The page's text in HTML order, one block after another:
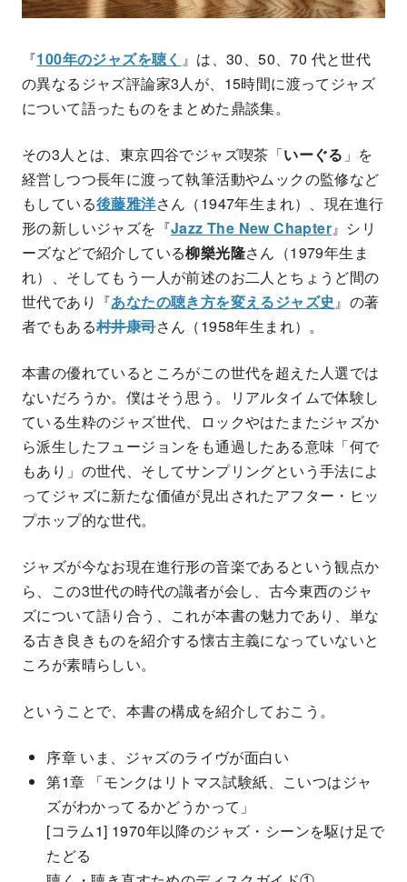
『100年のジャズを聴く 』は、30、50、70 代と世代
の異なるジャズ評論家3人が、15時間に渡ってジャズ
について語ったものをまとめた鼎談集。
その3人とは、東京四谷でジャズ喫茶「いーぐる 」を
経営しつつ長年に渡って執筆活動やムックの監修など
もしている後藤雅洋さん（1947年生まれ）、現在進行
形の新しいジャズを『Jazz The New Chapter』シリ
ーズなどで紹介している柳樂光隆さん（1979年生ま
れ）、そしてもう一人が前述のお二人とちょうど間の
世代であり『あなたの聴き方を変えるジャズ史』の著
者でもある村井康司さん（1958年生まれ）。
本書の優れているところがこの世代を超えた人選では
ないだろうか。僕はそう思う。リアルタイムで体験し
ている生粋のジャズ世代、ロックやはたまたジャズか
ら派生したフュージョンをも通過したある意味「何で
もあり」の世代、そしてサンプリングという手法によ
ってジャズに新たな価値が見出されたアフター・ヒッ
プホップ的な世代。
ジャズが今なお現在進行形の音楽であるという観点か
ら、この3世代の時代の識者が会し、古今東西のジャ
ズについて語り合う、これが本書の魅力であり、単な
る古き良きものを紹介する懐古主義になっていないと
ころが素晴らしい。
ということで、本書の構成を紹介しておこう。
序章 いま、ジャズのライヴが面白い
第1章 「モンクはリトマス試験紙、こいつはジャ
ズがわかってるかどうかって」
[コラム1] 1970年以降のジャズ・シーンを駆け足で
たどる